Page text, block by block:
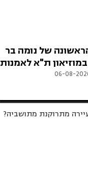
של נומה בר
ת"א לאמנות
06-08-